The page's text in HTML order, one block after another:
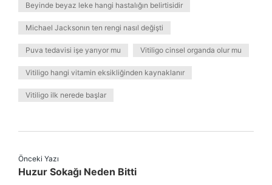
Beyinde beyaz leke hangi hastalığın belirtisidir
Michael Jacksonın ten rengi nasıl değişti
Puva tedavisi işe yarıyor mu Vitiligo cinsel organda olur mu
Vitiligo hangi vitamin eksikliğinden kaynaklanır
Vitiligo ilk nerede başlar
Önceki Yazı
Huzur Sokağı Neden Bitti